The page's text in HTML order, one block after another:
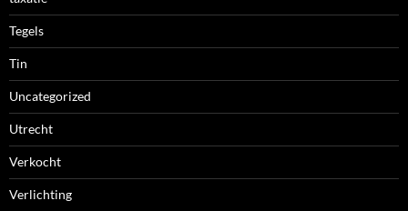
Tegels
Tin
Uncategorized
Utrecht
Verkocht
Verlichting